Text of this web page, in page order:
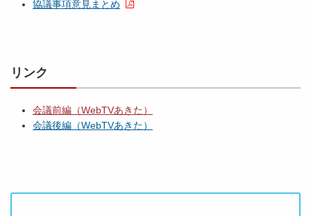
協議事項意見まとめ
リンク
会議前編（WebTVあきた）
会議後編（WebTVあきた）